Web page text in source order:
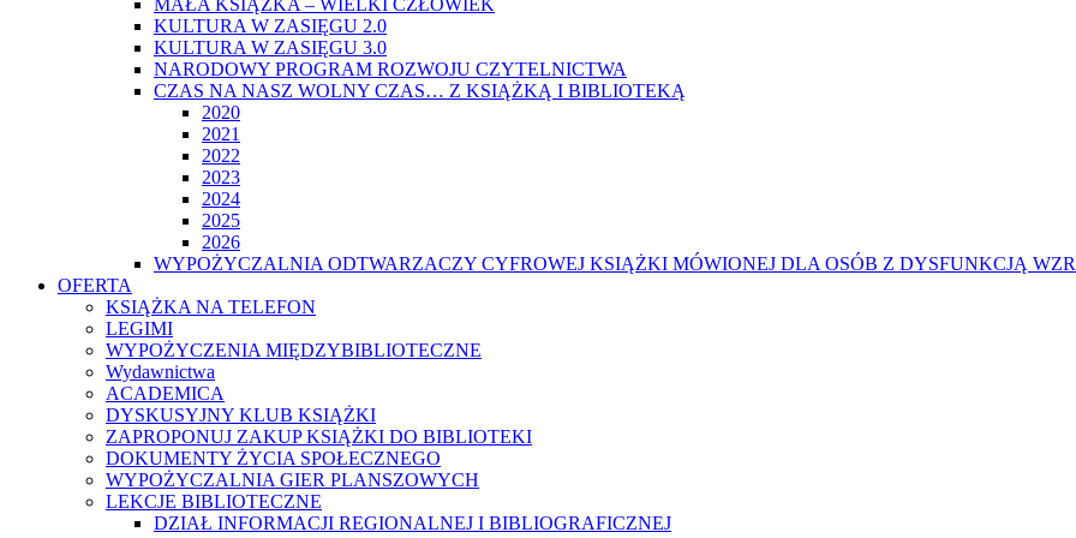
MAŁA KSIĄŻKA – WIELKI CZŁOWIEK
KULTURA W ZASIĘGU 2.0
KULTURA W ZASIĘGU 3.0
NARODOWY PROGRAM ROZWOJU CZYTELNICTWA
CZAS NA NASZ WOLNY CZAS… Z KSIĄŻKĄ I BIBLIOTEKĄ
2020
2021
2022
2023
2024
2025
2026
WYPOŻYCZALNIA ODTWARZACZY CYFROWEJ KSIĄŻKI MÓWIONEJ DLA OSÓB Z DYSFUNKCJĄ
OFERTA
KSIĄŻKA NA TELEFON
LEGIMI
WYPOŻYCZENIA MIĘDZYBIBLIOTECZNE
Wydawnictwa
ACADEMICA
DYSKUSYJNY KLUB KSIĄŻKI
ZAPROPONUJ ZAKUP KSIĄŻKI DO BIBLIOTEKI
DOKUMENTY ŻYCIA SPOŁECZNEGO
WYPOŻYCZALNIA GIER PLANSZOWYCH
LEKCJE BIBLIOTECZNE
DZIAŁ INFORMACJI REGIONALNEJ I BIBLIOGRAFICZNEJ